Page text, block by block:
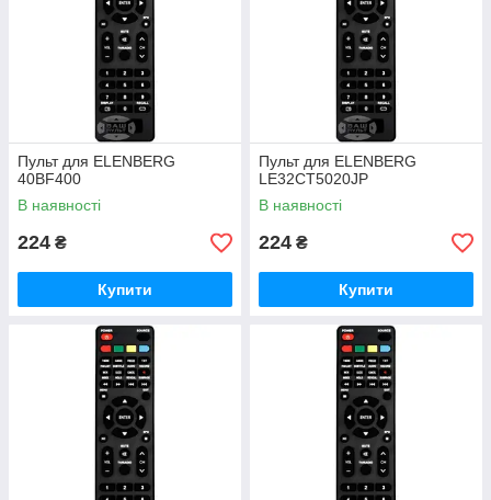
Пульт для ELENBERG
40BF400
В наявності
224 ₴
Купити
Пульт для ELENBERG
LE32CT5020JP
В наявності
224 ₴
Купити